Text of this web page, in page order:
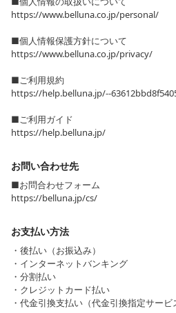
https://www.belluna.co.jp/personal/
■個人情報保護方針について
https://www.belluna.co.jp/privacy/
■ご利用規約
https://help.belluna.jp/--
■ご利用ガイド
https://help.belluna.jp/
お問い合わせ先
■お問合わせフォーム
https://belluna.jp/cs/
お支払い方法
・後払い（お振込み）
・インターネットバンキング
・分割払い
・クレジットカード払い
・代金引換支払い（代金引換指定サ